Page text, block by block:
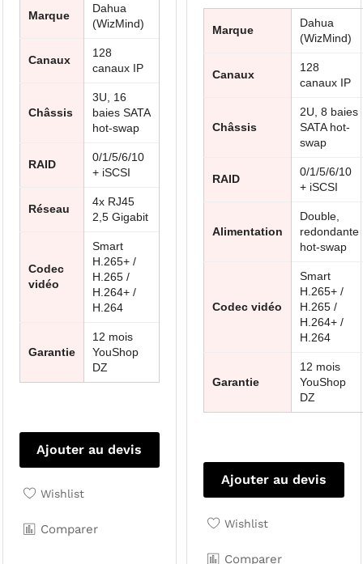
Marque
Dahua
(WizMind)
Canaux
128
canaux IP
Châssis
3U, 16
baies SATA
hot-swap
RAID
0/1/5/6/10
+ iSCSI
Réseau
4x RJ45
2,5 Gigabit
Codec
vidéo
Smart
H.265+ /
H.265 /
H.264+ /
H.264
Garantie
12 mois
YouShop
DZ
Ajouter au devis
Wishlist
Comparer
Marque
Dahua
(WizMind)
Canaux
128
canaux IP
Châssis
2U, 8 baies
SATA hot-
swap
RAID
0/1/5/6/10
+ iSCSI
Alimentation
Double,
redondante
hot-swap
Codec vidéo
Smart
H.265+ /
H.265 /
H.264+ /
H.264
Garantie
12 mois
YouShop
DZ
Ajouter au devis
Wishlist
Comparer